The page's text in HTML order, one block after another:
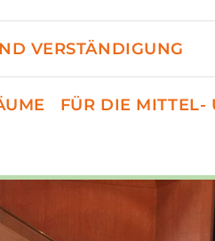
VERSTÄNDIGUNG
FÜR DIE MITTEL-